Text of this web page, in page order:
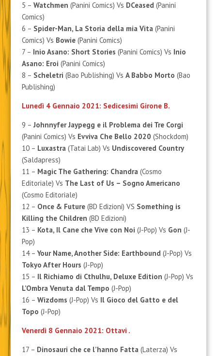
5 – Watchmen (Panini Comics) Vs DCeased (Panini
Comics)
6 – Spider-Man, La Storia della mia Vita(Panini
Comics) Vs Bowie(Panini Comics)
7 – Inio Asano: Short Stories (Panini Comics) Vs Inio
Asano: Eroi (Panini Comics)
8 – Scheletri (Bao Publishing) Vs A Babbo Morto (Bao
Publishing)
Lunedì 4 Gennaio 2021: Sedicesimi Girone B.
9 –Johnnyfer Jaypegg e il Problema dei Tre Corgi
(Panini Comics) Vs Evviva Che Bello 2020 (Shockdom)
10 – Luxastra(Tatai Lab) Vs Undiscovered Country
(Saldapress)
11 – Magic The Gathering: Chandra(Cosmo
Editoriale) Vs The Last of Us – Sogno Americano
(Cosmo Editoriale)
12 – Once & Future(BD Edizioni) VS Something is
Killing the Children (BD Edizioni)
13 – Kota, Il Cane che Vive con Noi (J-Pop) Vs Gon (J-
Pop)
14 –Your Name, Another Side: Earthbound (J-Pop) Vs
Tokyo After Hours (J-Pop)
15 – Il Richiamo di Cthulhu, Deluxe Edition (J-Pop) Vs
L’Ombra Venuta dal Tempo (J-Pop)
16 – Wizdoms (J-Pop) Vs Il Gioco del Gatto e del
Topo (J-Pop)
Venerdì 8 Gennaio 2021: Ottavi .
17 – Dinosauri che ce l’hanno Fatta (Laterza) Vs